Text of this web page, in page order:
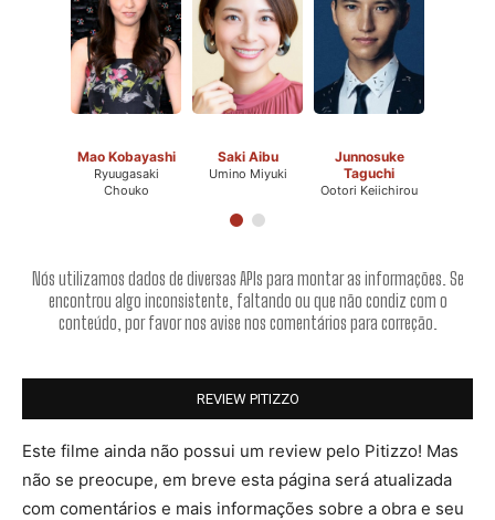
Mao Kobayashi
Ryuugasaki
Chouko
Saki Aibu
Umino Miyuki
Junnosuke
Taguchi
Ootori Keiichirou
Nós utilizamos dados de diversas APIs para montar as informações. Se
encontrou algo inconsistente, faltando ou que não condiz com o
conteúdo, por favor nos avise nos comentários para correção.
REVIEW PITIZZO
Este filme ainda não possui um review pelo Pitizzo! Mas
não se preocupe, em breve esta página será atualizada
com comentários e mais informações sobre a obra e seu